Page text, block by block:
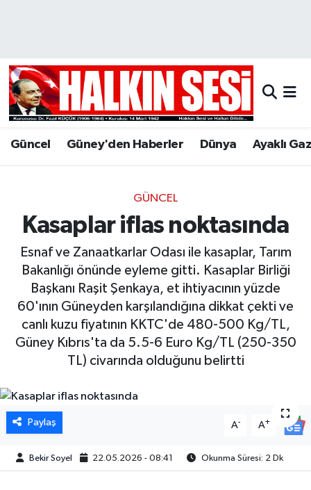
Güncel Güney'den Haberler Dünya Ayaklı
GÜNCEL
Kasaplar iflas noktasında
Esnaf ve Zanaatkarlar Odası ile kasaplar, Tarım
Bakanlığı önünde eyleme gitti. Kasaplar Birliği
Başkanı Raşit Şenkaya, et ihtiyacının yüzde
60'ının Güneyden karşılandığına dikkat çekti ve
canlı kuzu fiyatının KKTC'de 480-500 Kg/TL,
Güney Kıbrıs'ta da 5.5-6 Euro Kg/TL (250-350
TL) civarında olduğunu belirtti
Paylaş A- A+
Bekir Soyel 22.05.2026 - 08:41 Okunma Süresi: 2 Dk
Hava Durumu
Trafik Durumu
Son Dakika Haberleri
Haber Arşivi